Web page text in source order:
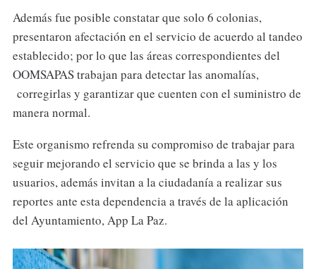
Además fue posible constatar que solo 6 colonias,
presentaron afectación en el servicio de acuerdo al tandeo
establecido; por lo que las áreas correspondientes del
OOMSAPAS trabajan para detectar las anomalías,
corregirlas y garantizar que cuenten con el suministro de
manera normal.
Este organismo refrenda su compromiso de trabajar para
seguir mejorando el servicio que se brinda a las y los
usuarios, además invitan a la ciudadanía a realizar sus
reportes ante esta dependencia a través de la aplicación
del Ayuntamiento, App La Paz.